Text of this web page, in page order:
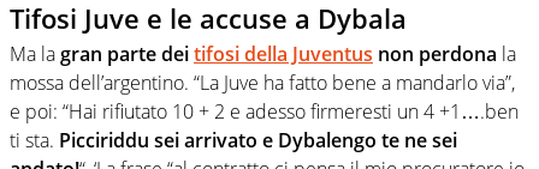
Tifosi Juve e le accuse a Dybala
Ma lagran parte deitifosi della Juventus non perdona la
mossa dell’argentino. “La Juve ha fatto bene a mandarlo via”,
e poi: “Hai rifiutato 10 + 2 e adesso firmeresti un 4 +1….ben
ti sta. Picciriddu sei arrivato e Dybalengo te ne sei